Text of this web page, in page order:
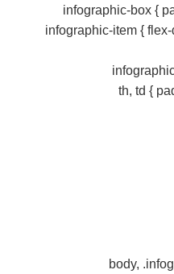
.infographic-item {
th, td {
body,